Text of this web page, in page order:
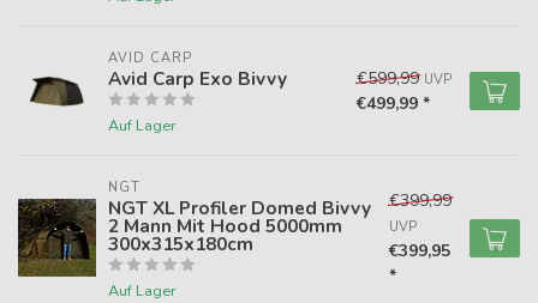
AVID CARP
Avid Carp Exo Bivvy
Auf Lager
€599,99 UVP
€499,99 *
NGT
NGT XL Profiler Domed Bivvy
2 Mann Mit Hood 5000mm
300x315x180cm
Auf Lager
€399,99
UVP
€399,95
*